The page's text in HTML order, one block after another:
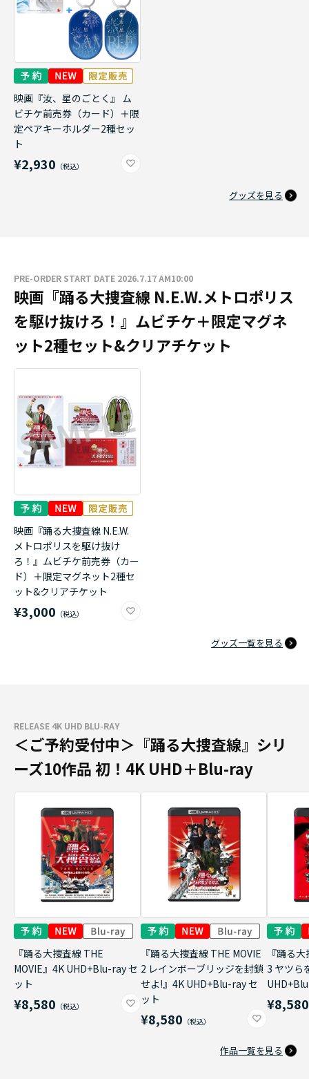
映画『汝、星のごとく』 ム
ビチケ前売券（カード）＋限
定ペアキーホルダー2種セッ
ト
¥2,930
グッズを見る
PRE-ORDER START DATE 2026.7.17 AM10:00
映画『踊る大捜査線 N.E.W.メトロポリス
を駆け抜けろ！』ムビチケ＋限定マグネ
ット2種セット&クリアチケット
映画『踊る大捜査線 N.E.W.
メトロポリスを駆け抜け
ろ！』ムビチケ前売券（カー
ド）＋限定マグネット2種セ
ット&クリアチケット
¥3,000
グッズ一覧を見る
RELEASE 4K UHD BLU-RAY
＜ご予約受付中＞『踊る大捜査線』シリ
ーズ10作品 初！4K UHD＋Blu-ray
『踊る大捜査線 THE
MOVIE』4K UHD+Blu-ray セ
ット
¥8,580
『踊る大捜査線 THE MOVIE
2 レインボーブリッジを封鎖
せよ!』4K UHD+Blu-ray セ
ット
¥8,580
『踊る
3 ヤツら
¥8,580
作品一覧を見る